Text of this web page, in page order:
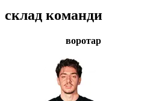
склад команди
воротар